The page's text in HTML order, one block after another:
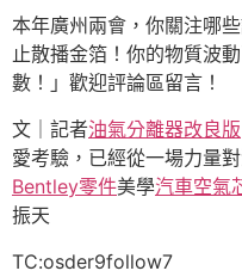
本年廣州兩會，你關注哪
止散播金箔！你的物質波
數！」歡迎評論區留言！
文｜記者油氣分離器改良版
愛考驗，已經從一場力量
Bentley零件美學汽車空氣
振天
TC:osder9follow7